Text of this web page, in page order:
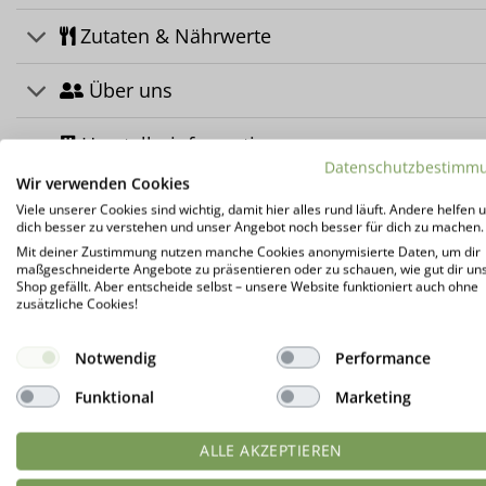
Zutaten & Nährwerte
Über uns
Herstellerinformation
Kundenrezensionen (0)
Informationen zur Weltweiten Kakaokrise
Wir verwenden Cookies
Viele unserer Cookies sind wichtig, damit hier alles rund läuft. Andere helfen
dich besser zu verstehen und unser Angebot noch besser für dich zu machen.
Mit deiner Zustimmung nutzen manche Cookies anonymisierte Daten, um dir
maßgeschneiderte Angebote zu präsentieren oder zu schauen, wie gut dir
Shop gefällt. Aber entscheide selbst – unsere Website funktioniert auch ohne
zusätzliche Cookies!
Notwendig
Performance
Funktional
Marketing
ALLE AKZEPTIEREN